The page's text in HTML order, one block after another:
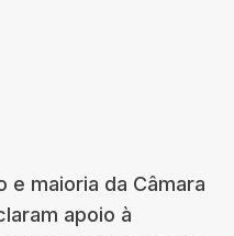
e maioria da Câmara
apoio à